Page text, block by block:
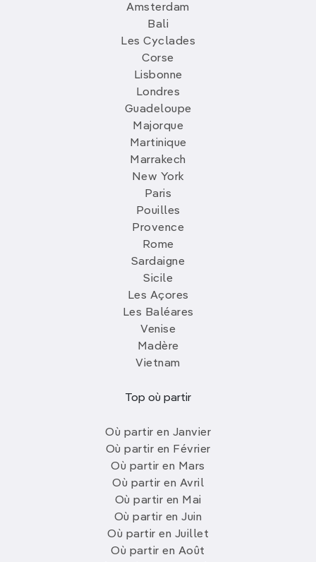
Amsterdam
Bali
Les Cyclades
Corse
Lisbonne
Londres
Guadeloupe
Majorque
Martinique
Marrakech
New York
Paris
Pouilles
Provence
Rome
Sardaigne
Sicile
Les Açores
Les Baléares
Venise
Madère
Vietnam
Top où partir
Où partir en Janvier
Où partir en Février
Où partir en Mars
Où partir en Avril
Où partir en Mai
Où partir en Juin
Où partir en Juillet
Où partir en Août